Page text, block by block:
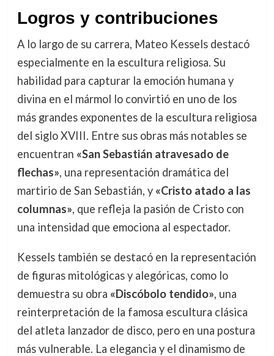
Logros y contribuciones
A lo largo de su carrera, Mateo Kessels destacó
especialmente en la escultura religiosa. Su
habilidad para capturar la emoción humana y
divina en el mármol lo convirtió en uno de los
más grandes exponentes de la escultura religiosa
del siglo XVIII. Entre sus obras más notables se
encuentran «San Sebastián atravesado de
flechas», una representación dramática del
martirio de San Sebastián, y «Cristo atado a las
columnas», que refleja la pasión de Cristo con
una intensidad que emociona al espectador.
Kessels también se destacó en la representación
de figuras mitológicas y alegóricas, como lo
demuestra su obra «Discóbolo tendido», una
reinterpretación de la famosa escultura clásica
del atleta lanzador de disco, pero en una postura
más vulnerable. La elegancia y el dinamismo de